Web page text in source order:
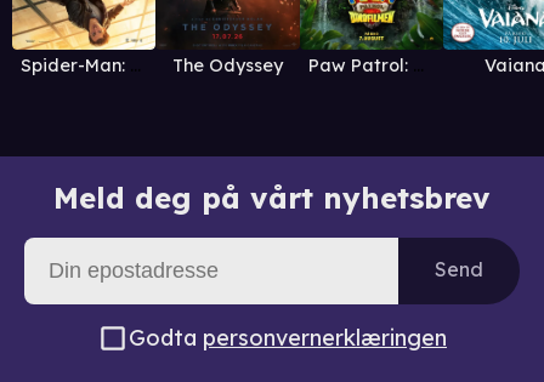
Spider-Man: Brand New Day The Odyssey Paw Patrol: Dinofilmen
Meld deg på vårt nyhetsbrev
Send
Godta personvernerklæringen